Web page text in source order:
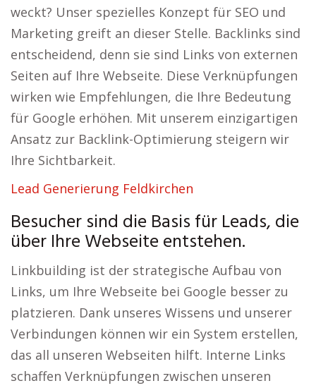
weckt? Unser spezielles Konzept für SEO und
Marketing greift an dieser Stelle. Backlinks sind
entscheidend, denn sie sind Links von externen
Seiten auf Ihre Webseite. Diese Verknüpfungen
wirken wie Empfehlungen, die Ihre Bedeutung
für Google erhöhen. Mit unserem einzigartigen
Ansatz zur Backlink-Optimierung steigern wir
Ihre Sichtbarkeit.
Lead Generierung Feldkirchen
Besucher sind die Basis für Leads, die
über Ihre Webseite entstehen.
Linkbuilding ist der strategische Aufbau von
Links, um Ihre Webseite bei Google besser zu
platzieren. Dank unseres Wissens und unserer
Verbindungen können wir ein System erstellen,
das all unseren Webseiten hilft. Interne Links
schaffen Verknüpfungen zwischen unseren